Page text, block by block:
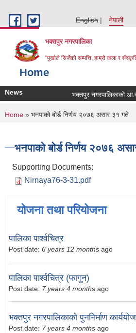
English
नेपाली
भक्तपुर नगरपालिका
"पूर्खाले सिर्जेको सम्पत्ति, हाम्रो कला र
Home
News भक्तपुर नगरपालिकाको आ.व.
You are here
Home » भनपाको बोर्ड निर्णय २०७६ असार ३१ गते
भनपाको बोर्ड निर्णय २०७६
Supporting Documents:
Nirnaya76-3-31.pdf
योजना तथा परियोजना
पालिका पार्श्वचित्र
Post date: 6 years 12 months ago
पालिका पार्श्वचित्र (फागुन)
Post date: 7 years 4 months ago
भक्तपुर नगरपालिकाको पुननिर्माण
Post date: 7 years 4 months ago